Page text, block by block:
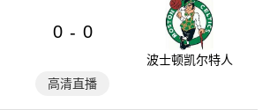
0 - 0
波士顿凯尔特人
高清直播